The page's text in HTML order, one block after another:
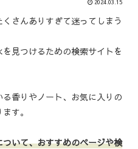
さんありすぎて迷ってしまう
見つけるための検索サイトを
香りやノート、お気に入りの
す。
いて、おすすめのページや検